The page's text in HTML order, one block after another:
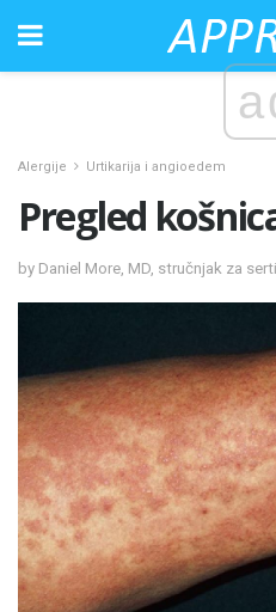
Alergije Urtikarija i angioedem
Pregled
by Daniel More, MD, stručnjak za